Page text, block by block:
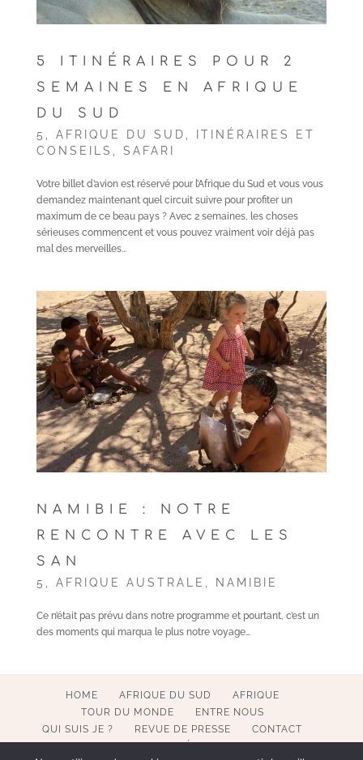
5 ITINÉRAIRES POUR 2
SEMAINES EN AFRIQUE
DU SUD
5 AFRIQUE DU SUD
ITINÉRAIRES ET
CONSEILS
SAFARI
Votre billet d’avion est réservé pour l’Afrique du Sud et vous vous
demandez maintenant quel circuit suivre pour profiter un
maximum de ce beau pays ? Avec 2 semaines, les choses
sérieuses commencent et vous pouvez vraiment voir déjà pas
mal des merveilles...
NAMIBIE : NOTRE
RENCONTRE AVEC LES
SAN
5 AFRIQUE AUSTRALE NAMIBIE
Ce n’était pas prévu dans notre programme et pourtant, c’est un
des moments qui marqua le plus notre voyage…
HOME AFRIQUE DU SUD
AFRIQUE
TOUR DU MONDE
ENTRE NOUS
QUI SUIS JE ?
REVUE DE PRESSE
CONTACT